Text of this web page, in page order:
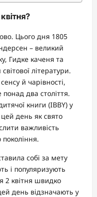
Цього дня 1805
– великий
Гидке каченя та
літератури.
й чарівності,
два століття.
книги (IBBY) у
день як свято
важливість
собі за мету
і популяризують
2 квітня швидко
день відзначають у